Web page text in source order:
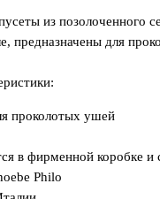
из позолоченного
предназначены для
проколотых ушей
в фирменной коробке
Philo